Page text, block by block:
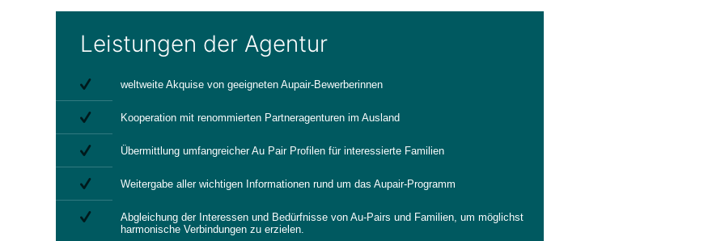
Leistungen der Agentur
weltweite Akquise von geeigneten Aupair-Bewerberinnen
Kooperation mit renommierten Partneragenturen im Ausland
Übermittlung umfangreicher Au Pair Profilen für interessierte Familien
Weitergabe aller wichtigen Informationen rund um das Aupair-Programm
Abgleichung der Interessen und Bedürfnisse von Au-Pairs und Familien, um möglichst
harmonische Verbindungen zu erzielen.